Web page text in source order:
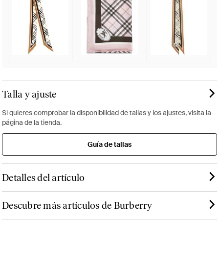
Talla y ajuste
Si quieres comprobar la disponibilidad de tallas y los ajustes, visita la
página de la tienda.
Guía de tallas
Detalles del artículo
Descubre más artículos de Burberry